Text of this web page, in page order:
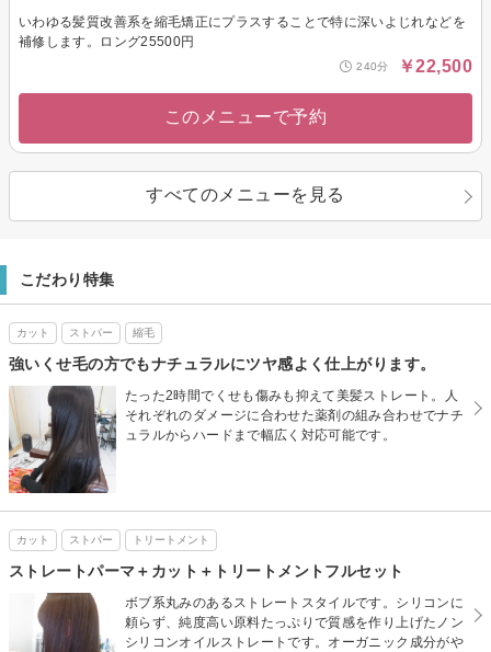
いわゆる髪質改善系を縮毛矯正にプラスすることで特に深いよじれなどを
補修します。ロング25500円
240分 ￥22,500
このメニューで予約
すべてのメニューを見る
こだわり特集
カット ストパー 縮毛
強いくせ毛の方でもナチュラルにツヤ感よく仕上がります。
たった2時間でくせも傷みも抑えて美髪ストレート。人
それぞれのダメージに合わせた薬剤の組み合わせでナチ
ュラルからハードまで幅広く対応可能です。
カット ストパー トリートメント
ストレートパーマ＋カット＋トリートメントフルセット
ボブ系丸みのあるストレートスタイルです。シリコンに
頼らず、純度高い原料たっぷりで質感を作り上げたノン
シリコンオイルストレートです。オーガニック成分がや